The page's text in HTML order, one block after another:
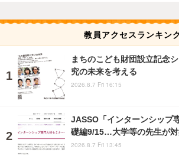
教員アクセスランキン
まちのこども財団設立記念
究の未来を考える
2026.8.7 Fri 16:15
JASSO「インターンシップ
礎編9/15…大学等の先生が対
2026.8.7 Fri 13:45